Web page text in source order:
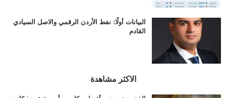
البيانات أولًا: نفط الأردن الرقمي والاصل السيادي
القادم
الاكثر مشاهدة